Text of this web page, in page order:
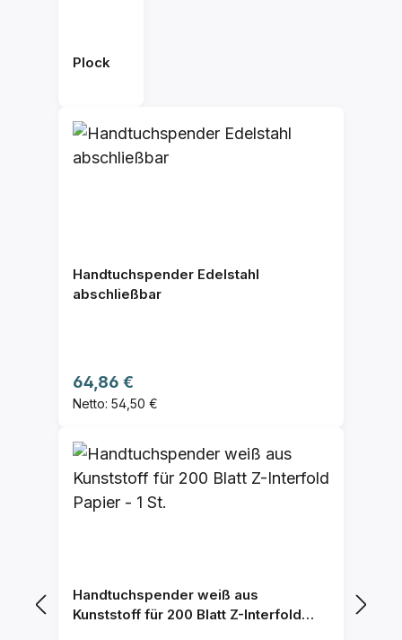
Plock
Handtuchspender Edelstahl
abschließbar
Regulärer Preis:
64,86 €
Netto: 54,50 €
Handtuchspender weiß aus
Kunststoff für 200 Blatt Z-Interfold